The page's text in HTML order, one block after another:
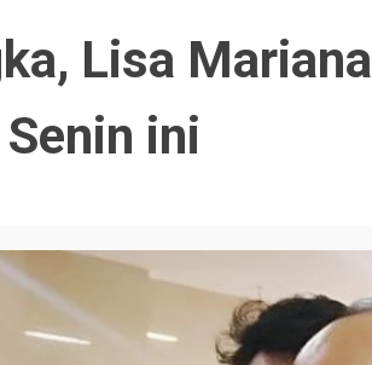
Lisa Mariana
ini